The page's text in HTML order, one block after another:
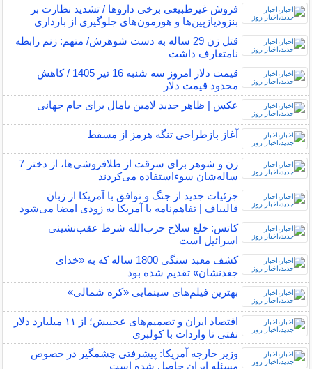
فروش غیرطبیعی برخی داروها / تشدید نظارت بر
بنزودیازپین‌ها و هورمون‌های جلوگیری از بارداری
قتل زن 29 ساله به دست شوهرش/ متهم: زنم رابطه
نامتعارف داشت
قیمت دلار امروز سه شنبه 16 تیر 1405 / کاهش
محدود قیمت دلار
عکس | ظاهر جدید لامین یامال برای جام جهانی
آغاز بازطراحی تنگه هرمز از مسقط
زن و شوهر برای سرقت از طلافروشی‌ها، از دختر 7
ساله‌شان سوءاستفاده می‌کردند
جزئیات جدید از جنگ و توافق با آمریکا از زبان
قالیباف | تفاهم‌نامه با آمریکا به زودی امضا می‌شود
کاتس: خلع سلاح حزب‌الله شرط عقب‌نشینی
اسرائیل است
کشف معبد سنگی 1800 ساله که به «خدای
جغدنشان» تقدیم شده بود
بهترین فیلم‌های سینمایی «کره شمالی»
اقتصاد ایران و تصمیم‌های عجیبش؛ از ۱۱ میلیارد دلار
نفتی تا واردات با کولبری
وزیر خارجه آمریکا: پیشرفتی چشمگیر در خصوص
مسئله ایران حاصل شده است